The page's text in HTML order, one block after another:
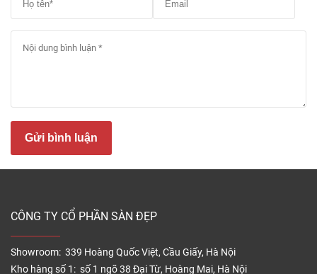
với các chất phụ gia khác để tạo thành tấm phẳng,
ưu điểm vượt trội so với các loại vật liệu truyền
Cấu tạo nhựa ốp tường
Gửi bình luận
CÔNG TY CỔ PHẦN SÀN ĐẸP
Showroom: 339 Hoàng Quốc Việt, Cầu Giấy, Hà Nội
Kho hàng số 1: số 1 ngõ 38 Đại Từ, Hoàng Mai, Hà Nội